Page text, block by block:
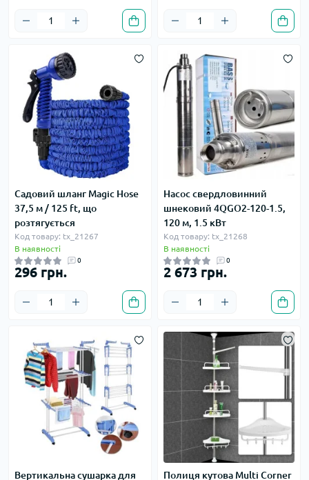
Садовий шланг Magic Hose
37,5 м / 125 ft, що
розтягується
Код товару: tx_21267
В наявності
0
296 грн.
Насос свердловинний
шнековий 4QGO2-120-1.5,
120 м, 1.5 кВт
Код товару: tx_21268
В наявності
0
2 673 грн.
Вертикальна сушарка для
Полиця кутова Multi Corner